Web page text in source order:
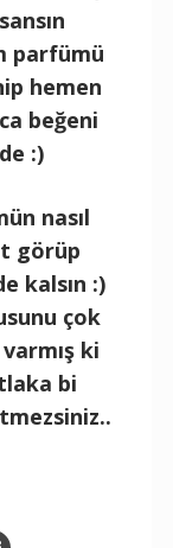
parfümü
hemen
beğeni
:)
nasıl
görüp
kalsın :)
çok
ki
bi